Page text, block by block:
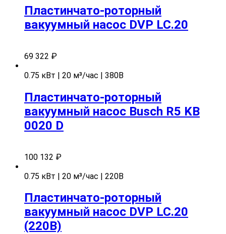
Пластинчато-роторный
вакуумный насос DVP LC.20
69 322 ₽
0.75 кВт | 20 м³/час | 380В
Пластинчато-роторный
вакуумный насос Busch R5 KB
0020 D
100 132 ₽
0.75 кВт | 20 м³/час | 220В
Пластинчато-роторный
вакуумный насос DVP LC.20
(220В)